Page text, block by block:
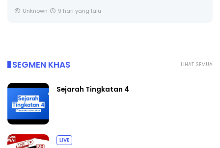
Unknown 9 hari yang lalu
LIHAT SEMUA
SEGMEN KHAS
Sejarah Tingkatan 4
LIVE